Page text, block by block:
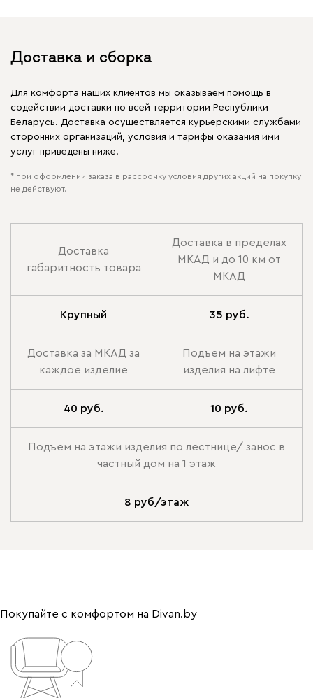
Доставка и сборка
Для комфорта наших клиентов мы оказываем помощь в
содействии доставки по всей территории Республики
Беларусь. Доставка осуществляется курьерскими службами
сторонних организаций, условия и тарифы оказания ими
услуг приведены ниже.
* при оформлении заказа в рассрочку условия других акций на покупку
не действуют.
Доставка
габаритность товара
Доставка в пределах
МКАД и до 10 км от
МКАД
Крупный 35 руб.
Доставка за МКАД за
каждое изделие
Подъем на этажи
изделия на лифте
40 руб. 10 руб.
Подъем на этажи изделия по лестнице/ занос в
частный дом на 1 этаж
8 руб/этаж
Покупайте с комфортом на Divan.by